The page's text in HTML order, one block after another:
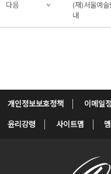
다음
(재)서울예술
내
개인정보보호정책 이메일
윤리강령 사이트맵